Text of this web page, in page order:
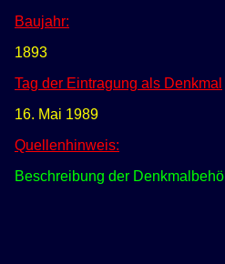
Baujahr:
1893
Tag der Eintragung als Denkmal
16. Mai 1989
Quellenhinweis:
Beschreibung der